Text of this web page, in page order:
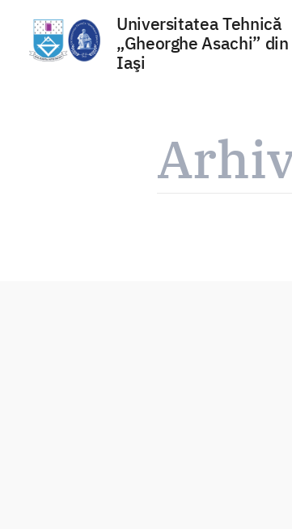
Universitatea Tehnică
„Gheorghe Asachi” din
Iaşi